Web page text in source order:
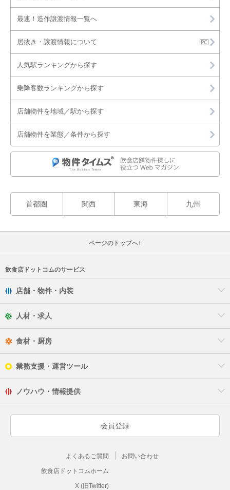
最速！造作譲渡情報一覧へ
居抜き・譲渡情報について
人気駅ランキングから探す
乗降客数ランキングから探す
店舗物件を地域／駅から探す
店舗物件を業態／条件から探す
首都圏 関西 東海 九州
ページのトップへ↑
飲食店ドットコムのサービス
店舗・物件・内装
人材・求人
食材・厨房
業務支援・運営ツール
ノウハウ・情報提供
会員登録
よくあるご質問 お問い合わせ
飲食店ドットコムホーム
X (旧Twitter)